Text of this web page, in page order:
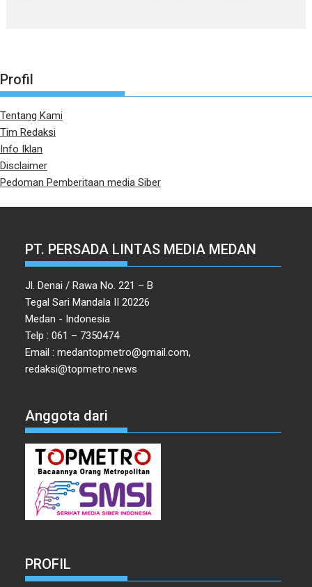
Profil
Tentang Kami
Tim Redaksi
Info Iklan
Disclaimer
Pedoman Pemberitaan media Siber
PT. PERSADA LINTAS MEDIA MEDAN
Jl. Denai / Rawa No. 221 – B
Tegal Sari Mandala II 20226
Medan - Indonesia
Telp : 061 – 7350474
Email : medantopmetro@gmail.com,
redaksi@topmetro.news
Anggota dari
PROFIL